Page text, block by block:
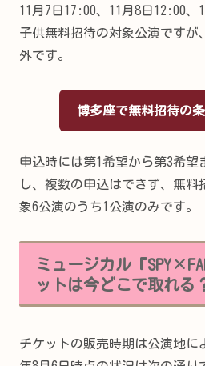
11月7日17:00、11月8日12:00、
子供無料招待の対象公演ですが
外です。
博多座で無料招待の
申込時には第1希望から第3希望
し、複数の申込はできず、無料
象6公演のうち1公演のみです。
ミュージカル『
ットは今どこで取れる
チケットの販売時期は公演地に